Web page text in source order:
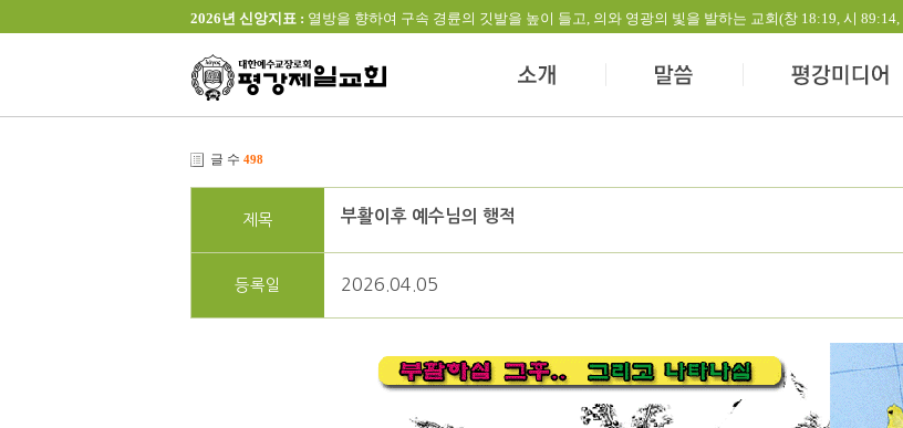
2026년 신앙지표 : 열방을 향하여 구속 경륜의 깃발을 높이 들고, 의와 영광의 빛을 발하는 교회(창 18:19, 시 89:14,
글 수 498
제목 부활이후 예수님의 행적
등록일 2026.04.05